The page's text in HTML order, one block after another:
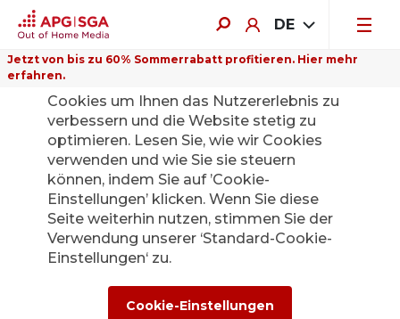
DE
Jetzt von bis zu 60% Sommerrabatt profitieren. Hier mehr
erfahren.
Flughäfen –
modernste
Werbeträger.
Gute Gründe für eine
Auf dieser Website verwenden wir
Cookies um Ihnen das Nutzererlebnis zu
verbessern und die Website stetig zu
optimieren. Lesen Sie, wie wir Cookies
verwenden und wie Sie sie steuern
können, indem Sie auf ’Cookie-
Einstellungen’ klicken. Wenn Sie diese
Seite weiterhin nutzen, stimmen Sie der
Verwendung unserer ‘Standard-Cookie-
Einstellungen‘ zu.
Cookie-Einstellungen